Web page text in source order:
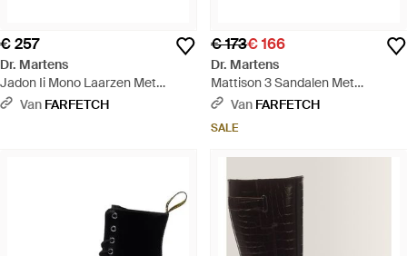
€ 257
Dr. Martens
Jadon Ii Mono Laarzen Met
Plateauzool - Zwart
Van FARFETCH
€ 173€ 166
Dr. Martens
Mattison 3 Sandalen Met
Klittenband En Plateauzool -
Van FARFETCH
SALE